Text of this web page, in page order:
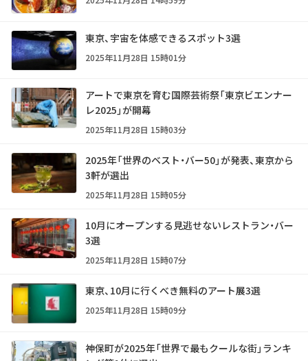
東京、宇宙を体感できるスポット3選
2025年11月28日 15時01分
アートで東京を育む国際芸術祭「東京ビエンナー
レ2025」が開幕
2025年11月28日 15時03分
2025年「世界のベスト・バー50」が発表、東京から
3軒が選出
2025年11月28日 15時05分
10月にオープンする見逃せないレストラン・バー
3選
2025年11月28日 15時07分
東京、10月に行くべき無料のアート展3選
2025年11月28日 15時09分
神保町が2025年「世界で最もクールな街」ランキ